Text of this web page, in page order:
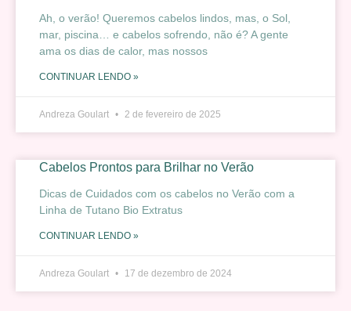
Ah, o verão! Queremos cabelos lindos, mas, o Sol,
mar, piscina… e cabelos sofrendo, não é? A gente
ama os dias de calor, mas nossos
CONTINUAR LENDO »
Andreza Goulart 2 de fevereiro de 2025
Cabelos Prontos para Brilhar no Verão
Dicas de Cuidados com os cabelos no Verão com a
Linha de Tutano Bio Extratus
CONTINUAR LENDO »
Andreza Goulart 17 de dezembro de 2024